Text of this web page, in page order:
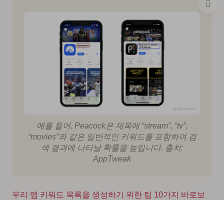
예를 들어, Peacock은 제목에 “stream”, “tv”,
“movies”와 같은 일반적인 키워드를 포함하여 검
색 결과에 나타날 확률을 높입니다. 출처:
AppTweak
우리 앱 키워드 목록을 생성하기 위한 팁 10가지 바로보